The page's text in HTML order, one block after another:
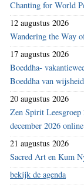
Chanting for World
12 augustus 2026
Wandering the Way
17 augustus 2026
Boeddha-
Boeddha van wijsheid
20 augustus 2026
Zen Spirit
december 2026 online
21 augustus 2026
Sacred Art en Kum
bekijk de agenda